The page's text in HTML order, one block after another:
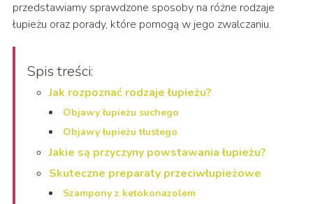
przedstawiamy sprawdzone sposoby na różne rodzaje
łupieżu oraz porady, które pomogą w jego zwalczaniu.
Spis treści:
Jak rozpoznać rodzaje łupieżu?
Objawy łupieżu suchego
Objawy łupieżu tłustego
Jakie są przyczyny powstawania łupieżu?
Skuteczne preparaty przeciwłupieżowe
Szampony z ketokonazolem